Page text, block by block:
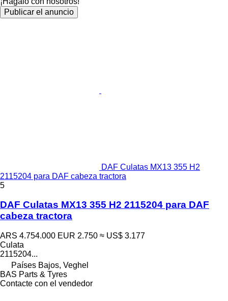
Publicar el anuncio
DAF Culatas MX13 355 H2
2115204 para DAF cabeza tractora
5
DAF Culatas MX13 355 H2 2115204 para DAF
cabeza tractora
ARS 4.754.000 EUR 2.750 ≈ US$ 3.177
Culata
2115204...
Países Bajos, Veghel
BAS Parts & Tyres
Contacte con el vendedor